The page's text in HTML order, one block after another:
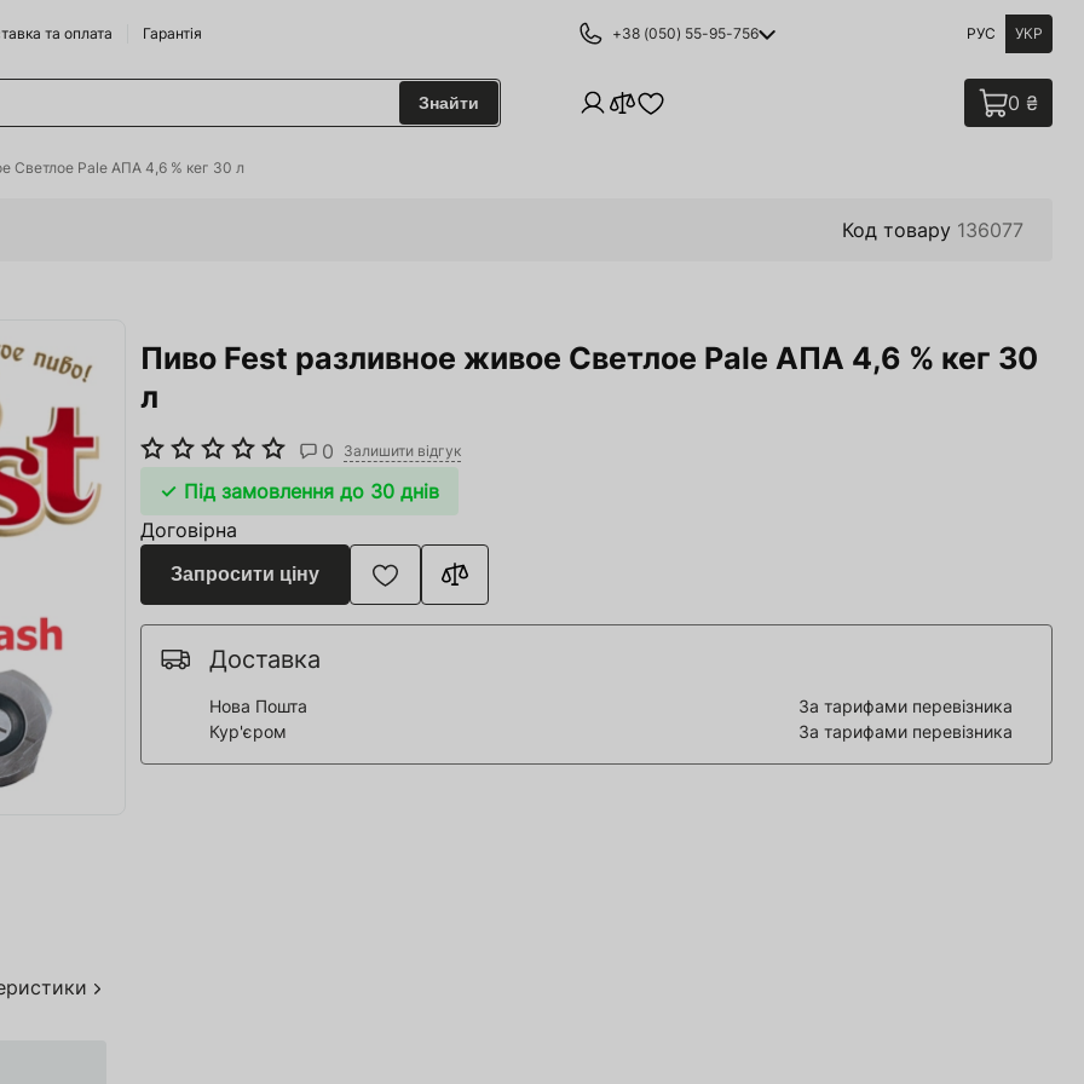
та оплата Гарантія +38 (050) 55-95-756 РУС УКР
Сидрариї
Горки
аксесуари
для Пивоварні
HoReCa
Знайти 0 ₴
Светлое Pale АПА 4,6 % кег 30 л
Код товару 136077
Пиво Fest разливное живое Светлое Pale АПА 4,6 % кег 30
л
0 Залишити відгук
Під замовлення до 30 днів
Договірна
Запросити ціну
Доставка
Нова Пошта
За тарифами перевізника
Кур'єром
За тарифами перевізника